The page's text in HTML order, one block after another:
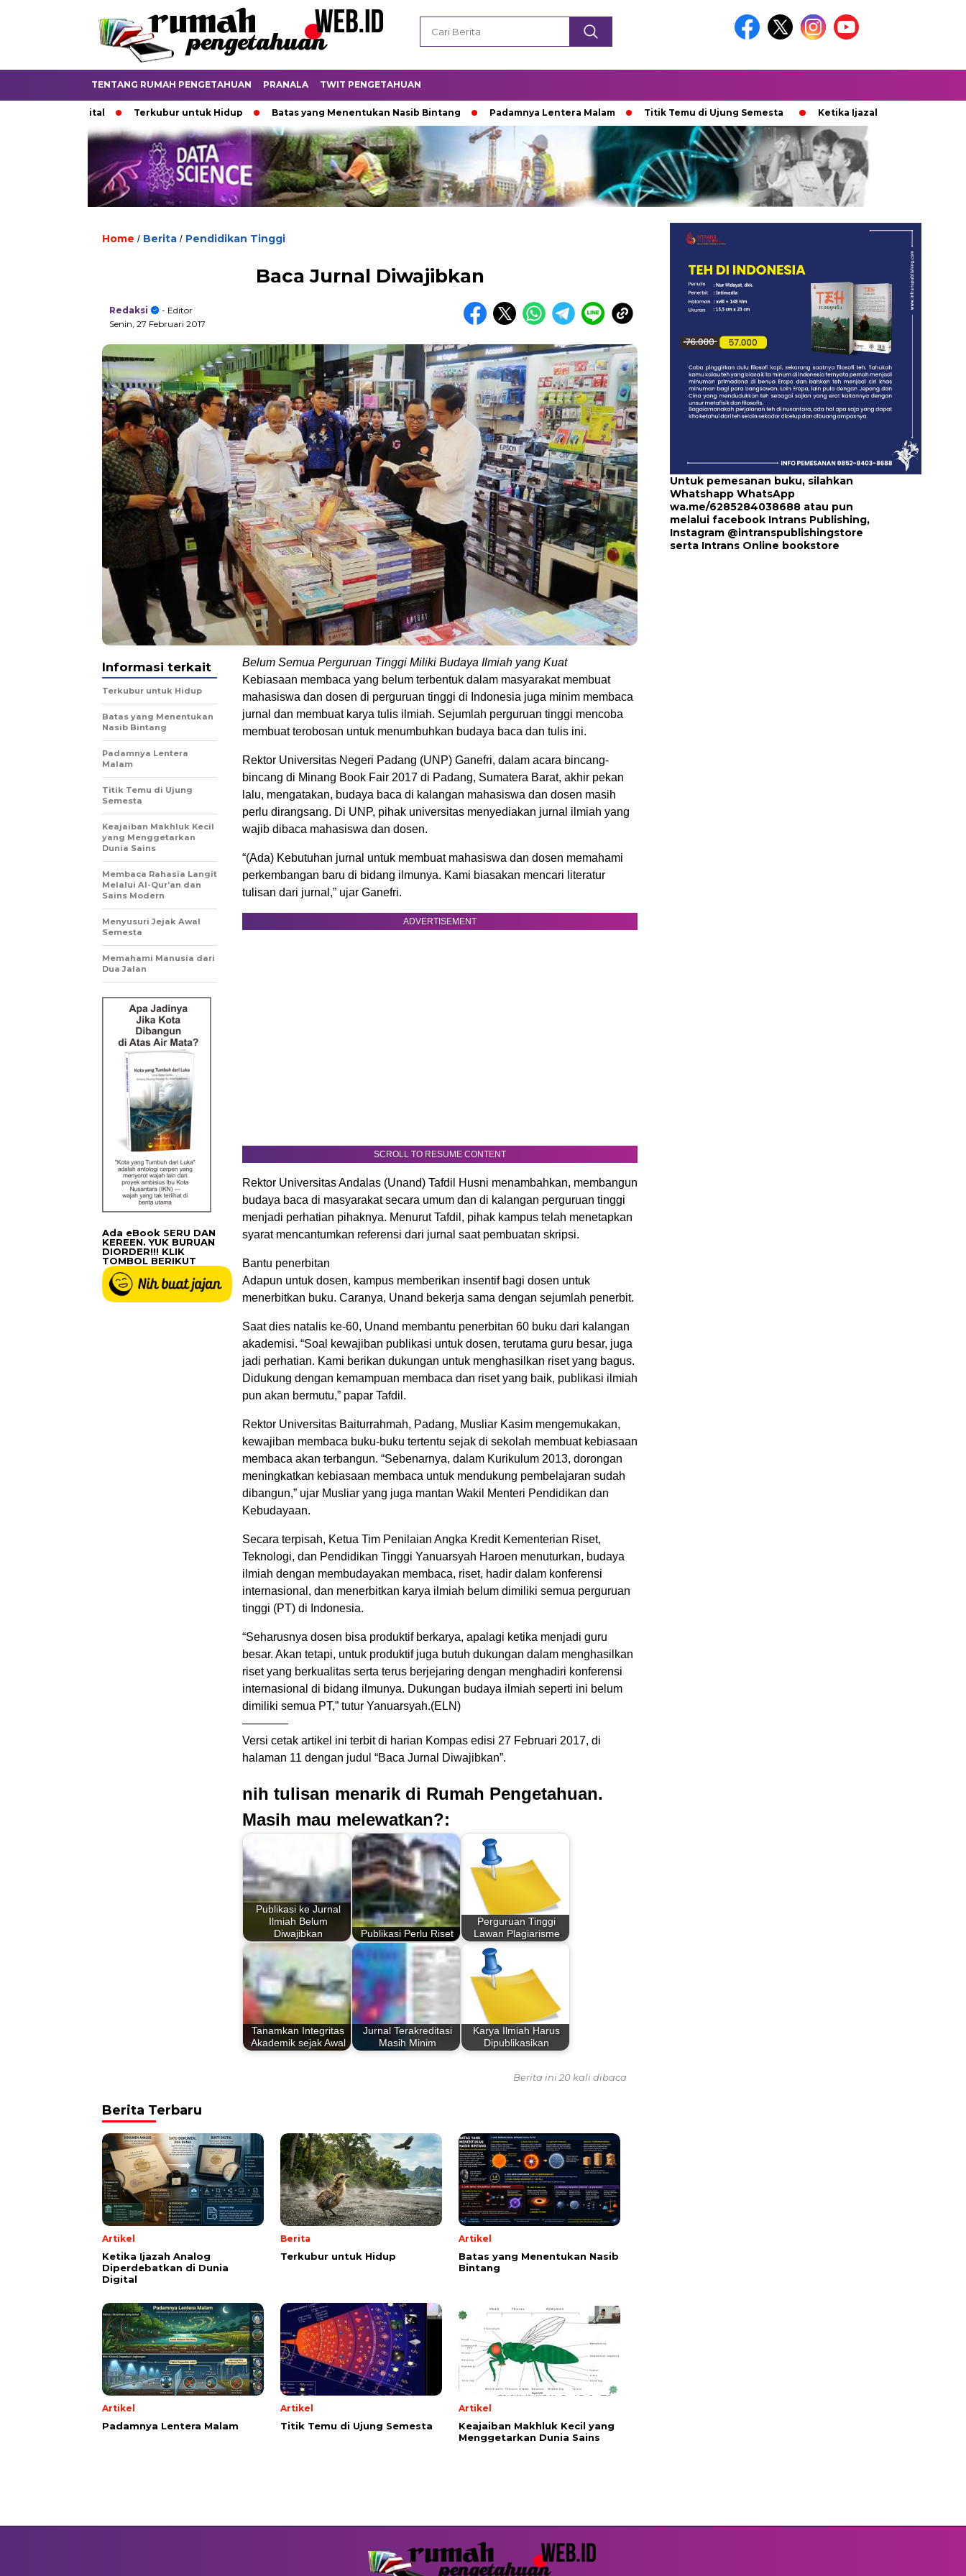
TENTANG RUMAH PENGETAHUAN PRANALA TWIT PENGETAHUAN
Terkubur untuk Hidup Batas yang Menentukan Nasib Bintang Padamnya Lentera Malam Titik Temu di Ujung Semesta Ketika Ijazah Analog Diperdebatkan
Home / Berita / Pendidikan Tinggi
Baca Jurnal Diwajibkan
Redaksi
- Editor
Senin, 27 Februari 2017
Belum Semua Perguruan Tinggi Miliki Budaya Ilmiah yang Kuat
Kebiasaan membaca yang belum terbentuk dalam masyarakat membuat
mahasiswa dan dosen di perguruan tinggi di Indonesia juga minim membaca
jurnal dan membuat karya tulis ilmiah. Sejumlah perguruan tinggi mencoba
membuat terobosan untuk menumbuhkan budaya baca dan tulis ini.
Rektor Universitas Negeri Padang (UNP) Ganefri, dalam acara bincang-
bincang di Minang Book Fair 2017 di Padang, Sumatera Barat, akhir pekan
lalu, mengatakan, budaya baca di kalangan mahasiswa dan dosen masih
perlu dirangsang. Di UNP, pihak universitas menyediakan jurnal ilmiah yang
wajib dibaca mahasiswa dan dosen.
“(Ada) Kebutuhan jurnal untuk membuat mahasiswa dan dosen memahami
perkembangan baru di bidang ilmunya. Kami biasakan mencari literatur
tulisan dari jurnal,” ujar Ganefri.
ADVERTISEMENT
SCROLL TO RESUME CONTENT
Rektor Universitas Andalas (Unand) Tafdil Husni menambahkan, membangun
budaya baca di masyarakat secara umum dan di kalangan perguruan tinggi
menjadi perhatian pihaknya. Menurut Tafdil, pihak kampus telah menetapkan
syarat mencantumkan referensi dari jurnal saat pembuatan skripsi.
Bantu penerbitan
Adapun untuk dosen, kampus memberikan insentif bagi dosen untuk
menerbitkan buku. Caranya, Unand bekerja sama dengan sejumlah penerbit.
Saat dies natalis ke-60, Unand membantu penerbitan 60 buku dari kalangan
akademisi. “Soal kewajiban publikasi untuk dosen, terutama guru besar, juga
jadi perhatian. Kami berikan dukungan untuk menghasilkan riset yang bagus.
Didukung dengan kemampuan membaca dan riset yang baik, publikasi ilmiah
pun akan bermutu,” papar Tafdil.
Rektor Universitas Baiturrahmah, Padang, Musliar Kasim mengemukakan,
kewajiban membaca buku-buku tertentu sejak di sekolah membuat kebiasaan
membaca akan terbangun. “Sebenarnya, dalam Kurikulum 2013, dorongan
meningkatkan kebiasaan membaca untuk mendukung pembelajaran sudah
dibangun,” ujar Musliar yang juga mantan Wakil Menteri Pendidikan dan
Kebudayaan.
Secara terpisah, Ketua Tim Penilaian Angka Kredit Kementerian Riset,
Teknologi, dan Pendidikan Tinggi Yanuarsyah Haroen menuturkan, budaya
ilmiah dengan membudayakan membaca, riset, hadir dalam konferensi
internasional, dan menerbitkan karya ilmiah belum dimiliki semua perguruan
tinggi (PT) di Indonesia.
“Seharusnya dosen bisa produktif berkarya, apalagi ketika menjadi guru
besar. Akan tetapi, untuk produktif juga butuh dukungan dalam menghasilkan
riset yang berkualitas serta terus berjejaring dengan menghadiri konferensi
internasional di bidang ilmunya. Dukungan budaya ilmiah seperti ini belum
dimiliki semua PT,” tutur Yanuarsyah.(ELN)
————
Versi cetak artikel ini terbit di harian Kompas edisi 27 Februari 2017, di
halaman 11 dengan judul “Baca Jurnal Diwajibkan”.
nih tulisan menarik di Rumah Pengetahuan.
Masih mau melewatkan?:
Publikasi ke Jurnal
Ilmiah Belum
Diwajibkan
Publikasi Perlu Riset
Perguruan Tinggi
Lawan Plagiarisme
Tanamkan Integritas
Akademik sejak Awal
Jurnal Terakreditasi
Masih Minim
Karya Ilmiah Harus
Dipublikasikan
Informasi terkait
Terkubur untuk Hidup
Batas yang Menentukan
Nasib Bintang
Padamnya Lentera
Malam
Titik Temu di Ujung
Semesta
Keajaiban Makhluk Kecil
yang Menggetarkan
Dunia Sains
Membaca Rahasia Langit
Melalui Al-Qur’an dan
Sains Modern
Menyusuri Jejak Awal
Semesta
Memahami Manusia dari
Dua Jalan
Ada eBook SERU DAN
KEREEN. YUK BURUAN
DIORDER!!! KLIK
TOMBOL BERIKUT
Berita ini 20 kali dibaca
Berita Terbaru
Artikel
Ketika Ijazah Analog
Diperdebatkan di Dunia
Digital
Berita
Terkubur untuk Hidup
Artikel
Batas yang Menentukan Nasib
Bintang
Artikel
Padamnya Lentera Malam
Artikel
Titik Temu di Ujung Semesta
Artikel
Keajaiban Makhluk Kecil yang
Menggetarkan Dunia Sains
Untuk pemesanan buku, silahkan
Whatshapp WhatsApp
wa.me/6285284038688 atau pun
melalui facebook Intrans Publishing,
Instagram @intranspublishingstore
serta Intrans Online bookstore